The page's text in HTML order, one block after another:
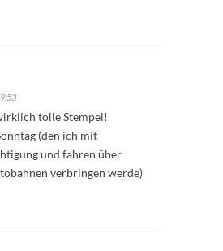
tolle Stempel!
(den ich mit
und fahren über
verbringen werde)